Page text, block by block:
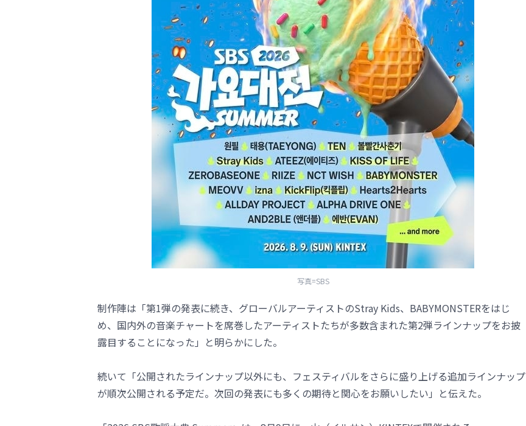
写真=SBS
制作陣は「第1弾の発表に続き、グローバルアーティストのStray Kids、BABYMONSTERをはじ
め、国内外の音楽チャートを席巻したアーティストたちが多数含まれた第2弾ラインナップをお披
露目することになった」と明らかにした。
続いて「公開されたラインナップ以外にも、フェスティバルをさらに盛り上げる追加ラインナップ
が順次公開される予定だ。次回の発表にも多くの期待と関心をお願いしたい」と伝えた。